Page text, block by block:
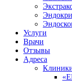
Услуги
Врачи
Отзывы
Адреса